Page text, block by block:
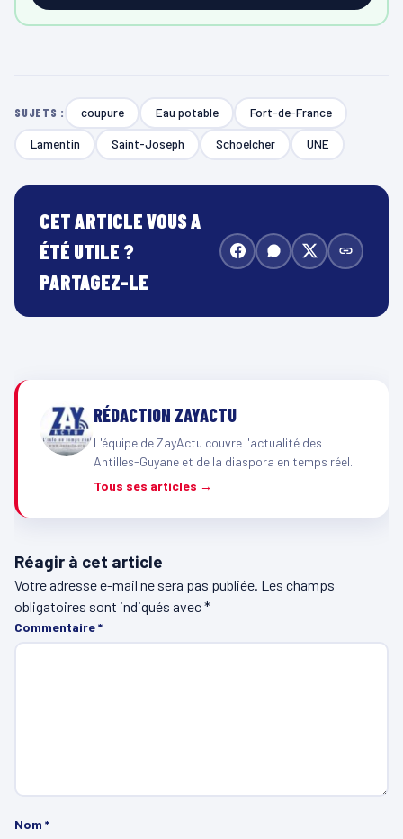
SUJETS : coupure Eau potable Fort-de-France
Lamentin Saint-Joseph Schoelcher UNE
CET ARTICLE VOUS A
ÉTÉ UTILE ?
PARTAGEZ-LE
RÉDACTION ZAYACTU
L'équipe de ZayActu couvre l'actualité des
Antilles-Guyane et de la diaspora en temps réel.
Tous ses articles →
Réagir à cet article
Votre adresse e-mail ne sera pas publiée. Les champs
obligatoires sont indiqués avec*
Commentaire*
Nom *